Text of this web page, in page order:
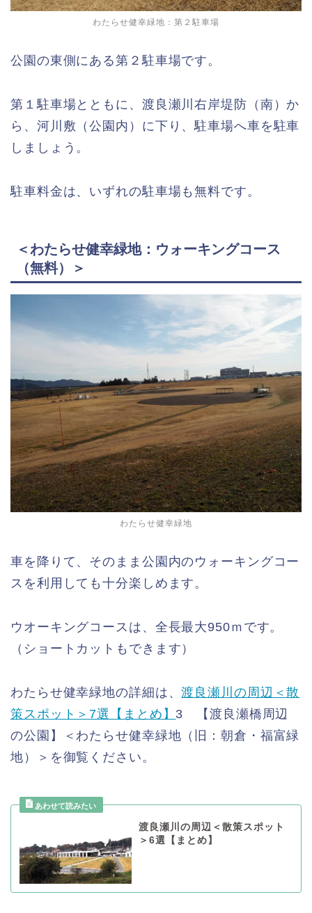
わたらせ健幸緑地：第２駐車場
公園の東側にある第２駐車場です。
第１駐車場とともに、渡良瀬川右岸堤防（南）か
ら、河川敷（公園内）に下り、駐車場へ車を駐車
しましょう。
駐車料金は、いずれの駐車場も無料です。
＜わたらせ健幸緑地：ウォーキングコース
（無料）＞
わたらせ健幸緑地
車を降りて、そのまま公園内のウォーキングコー
スを利用しても十分楽しめます。
ウオーキングコースは、全長最大950ｍです。
（ショートカットもできます）
わたらせ健幸緑地の詳細は、渡良瀬川の周辺＜散
策スポット＞7選【まとめ】 3 【渡良瀬橋周辺
の公園】＜わたらせ健幸緑地（旧：朝倉・福富緑
地）＞を御覧ください。
渡良瀬川の周辺＜散策スポット
＞6選【まとめ】